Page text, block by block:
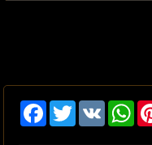
Facebook
Twitter VK